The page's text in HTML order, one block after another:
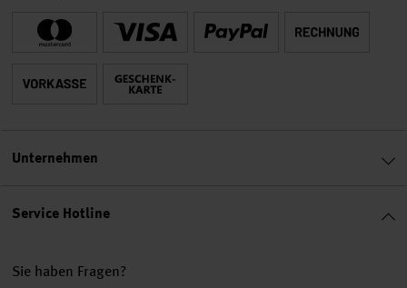
Service Hotline
Sie haben Fragen?
Unternehmen